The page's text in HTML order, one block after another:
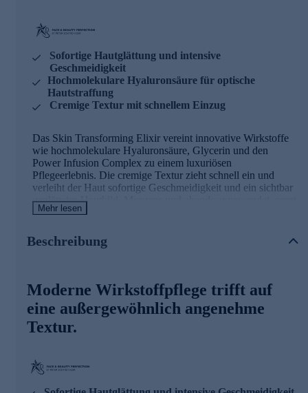
Sofortige Hautglättung und intensive
Geschmeidigkeit
Hochmolekulare Hyaluronsäure für optische
Hautstraffung
Cremige Textur mit schnellem Einzug
Das Skin Transforming Elixir vereint innovative Wirkstoffe
wie hochmolekulare Hyaluronsäure, Glycerin und den
Power Infusion Complex zu einem luxuriösen
Pflegeerlebnis. Die cremige Textur zieht schnell ein und
verleiht der Haut sofortige Geschmeidigkeit und ein sichtbar
geglättetes Hautbild. Morgens und abends angewendet, sorgt
das Elixir für einen revitalisierten Teint und ein spürbar
Ihre tägliche Beauty-Routine.
Mehr lesen
Beschreibung
Moderne Wirkstoffpflege trifft auf
eine außergewöhnlich angenehme
Textur.